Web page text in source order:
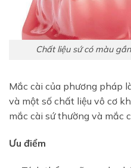
Chất liệu sứ có màu
Mắc cài của phương pháp
và một số chất liệu vô cơ
mắc cài sứ thường và mắc
Ưu điểm